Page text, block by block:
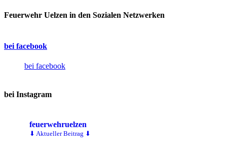
Feuerwehr Uelzen in den Sozialen Netzwerken
bei facebook
bei facebook
bei Instagram
feuerwehruelzen
⬇ Aktueller Beitrag ⬇